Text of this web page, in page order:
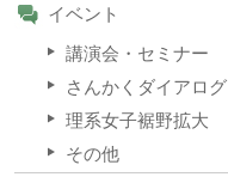
イベント
講演会・セミナー
さんかくダイアログ
理系女子裾野拡大
その他